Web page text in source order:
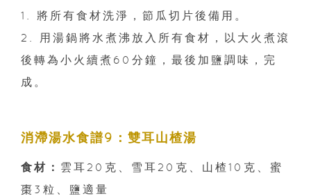
1. 將所有食材洗淨，節瓜切片後備用。
2. 用湯鍋將水煮沸放入所有食材，以大火煮滾
後轉為小火續煮60分鐘，最後加鹽調味，完
成。
消滯湯水食譜9：雙耳山楂湯
食材： 雲耳20克、雪耳20克、山楂10克、蜜
棗3粒、鹽適量